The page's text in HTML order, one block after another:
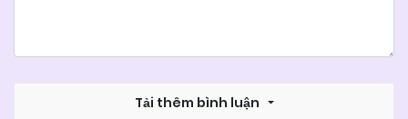
Tải thêm bình luận